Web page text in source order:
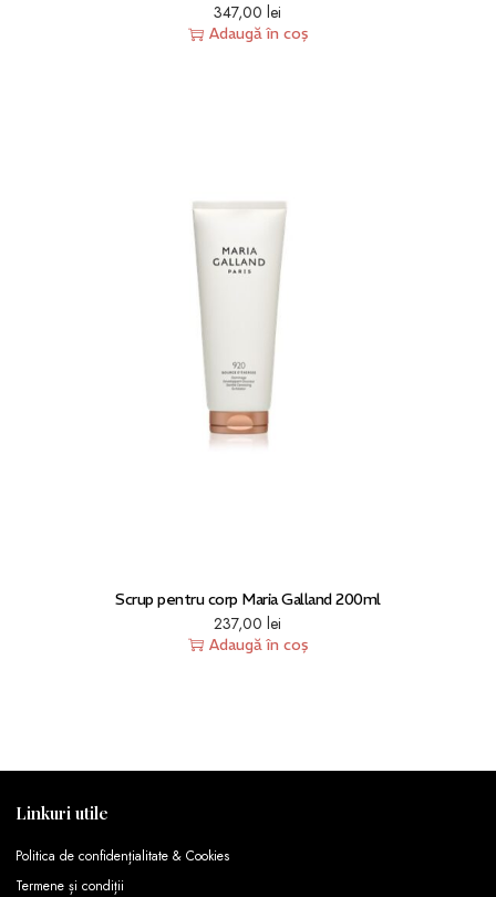
347,00lei
Adaugă în coș
Scrup pentru corp Maria Galland 200ml
237,00lei
Adaugă în coș
Linkuri utile
Politica de confidențialitate & Cookies
Termene și condiții